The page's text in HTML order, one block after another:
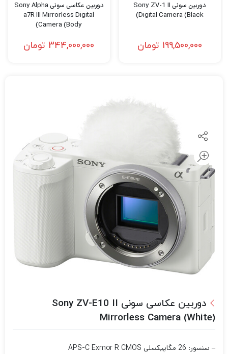
دوربین سونی Sony ZV-1 II
Digital Camera (Black)
199,500,000 تومان
دوربین عکاسی سونی Sony Alpha
a7R III Mirrorless Digital
Camera (Body)
344,000,000 تومان
دوربین عکاسی سونی Sony ZV-E10 II
Mirrorless Camera (White)
– سنسور: 26 مگاپیکسلی APS-C Exmor R CMOS